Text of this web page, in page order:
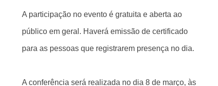
A participação no evento é gratuita e aberta ao
público em geral. Haverá emissão de certificado
para as pessoas que registrarem presença no dia.
A conferência será realizada no dia 8 de março, às